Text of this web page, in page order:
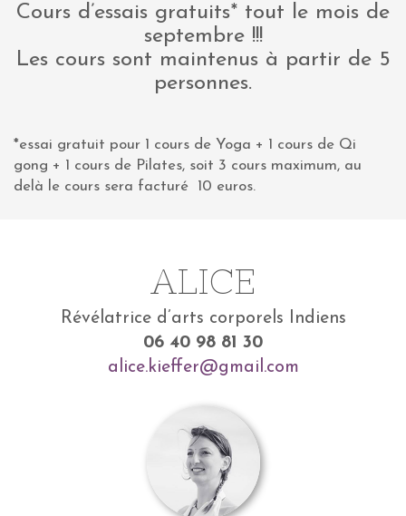
Cours d’essais gratuits* tout le mois de
septembre !!!
Les cours sont maintenus à partir de 5
personnes.
*essai gratuit pour 1 cours de Yoga + 1 cours de Qi
gong + 1 cours de Pilates, soit 3 cours maximum, au
delà le cours sera facturé 10 euros.
ALICE
Révélatrice d’arts corporels Indiens
06 40 98 81 30
alice.kieffer@gmail.com